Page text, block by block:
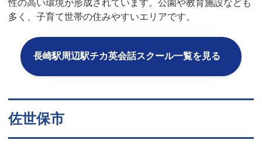
性の高い環境が形成されています。公園や教育施設なども
多く、子育て世帯の住みやすいエリアです。
長崎駅周辺駅チカ英会話スクール一覧を見る
佐世保市